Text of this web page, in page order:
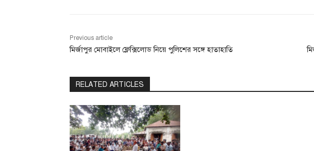
Previous article
মির্জাপুর মোবাইলে ফ্লেক্সিলোড নিয়ে পুলিশের সঙ্গে হাতাহাতি
RELATED ARTICLES